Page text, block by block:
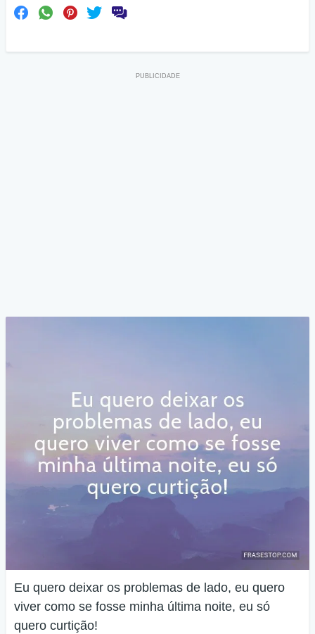
Eu quero deixar os problemas de lado, eu quero
viver como se fosse minha última noite, eu só
quero curtição!